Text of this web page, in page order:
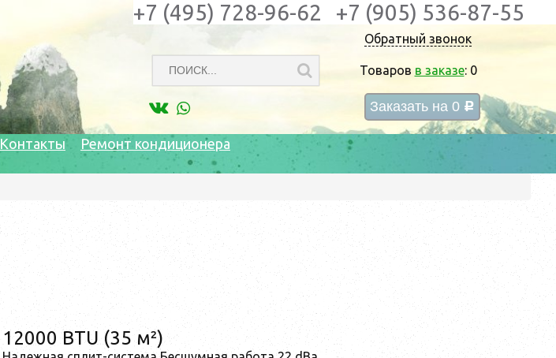
Обратный звонок
Товаров в заказе: 0
Заказать на 0 c
+7 (495) 728-96-62 +7 (905) 536-87-55
Контакты Ремонт кондиционера
12000 BTU (35 м²)